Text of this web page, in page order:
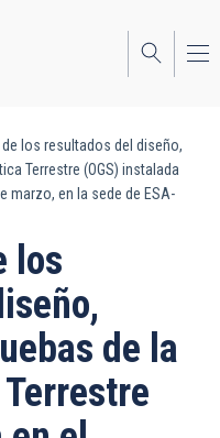
los resultados del diseño,
Terrestre (OGS) instalada
marzo, en la sede de ESA-
los
de la